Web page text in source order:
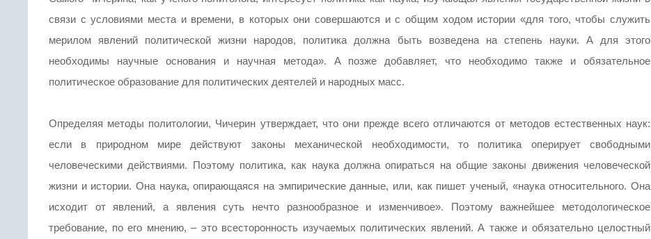
связи с условиями места и времени, в которых они совершаются и с общим ходом истории «для того, чтобы служить
мерилом явлений политической жизни народов, политика должна быть возведена на степень науки. А для этого
необходимы научные основания и научная метода». А позже добавляет, что необходимо также и обязательное
политическое образование для политических деятелей и народных масс.
Определяя методы политологии, Чичерин утверждает, что они прежде всего отличаются от методов естественных наук:
если в природном мире действуют законы механической необходимости, то политика оперирует свободными
человеческими действиями. Поэтому политика, как наука должна опираться на общие законы движения человеческой
жизни и истории. Она наука, опирающаяся на эмпирические данные, или, как пишет ученый, «наука относительного. Она
исходит от явлений, а явления суть нечто разнообразное и изменчивое». Поэтому важнейшее методологическое
требование, по его мнению, – это всесторонность изучаемых политических явлений. А также и обязательно целостный